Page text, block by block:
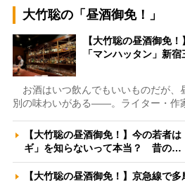
大竹聡の「昼酒御免！」
【大竹聡の昼酒御免
「マンハッタン」新
お酒はいつ飲んでもいいものだが、
別の味わいがある――。ライター・作
【大竹聡の昼酒御免！】今の若者
ギ」を知らないって本当？ 昔の…
【大竹聡の昼酒御免！】京急線で